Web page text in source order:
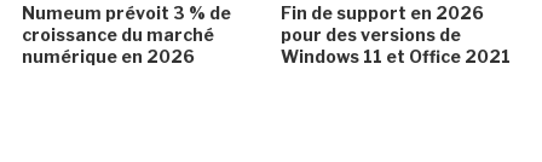
Numeum prévoit 3 % de
croissance du marché
numérique en 2026
Fin de support en 2026
pour des versions de
Windows 11 et Office 2021